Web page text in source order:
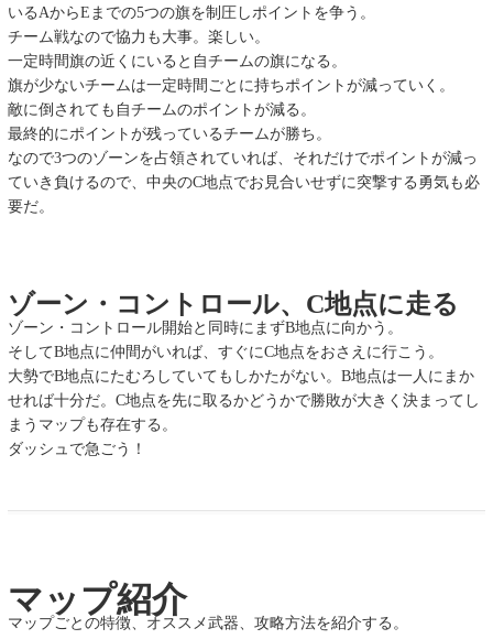
いるAからEまでの5つの旗を制圧しポイントを争う。
チーム戦なので協力も大事。楽しい。
一定時間旗の近くにいると自チームの旗になる。
旗が少ないチームは一定時間ごとに持ちポイントが減っていく。
敵に倒されても自チームのポイントが減る。
最終的にポイントが残っているチームが勝ち。
なので3つのゾーンを占領されていれば、それだけでポイントが減っ
ていき負けるので、中央のC地点でお見合いせずに突撃する勇気も必
要だ。
ゾーン・コントロール、C地点に走る
ゾーン・コントロール開始と同時にまずB地点に向かう。
そしてB地点に仲間がいれば、すぐにC地点をおさえに行こう。
大勢でB地点にたむろしていてもしかたがない。B地点は一人にまか
せれば十分だ。C地点を先に取るかどうかで勝敗が大きく決まってし
まうマップも存在する。
ダッシュで急ごう！
マップ紹介
マップごとの特徴、オススメ武器、攻略方法を紹介する。